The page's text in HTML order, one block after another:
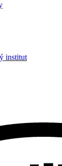
institut